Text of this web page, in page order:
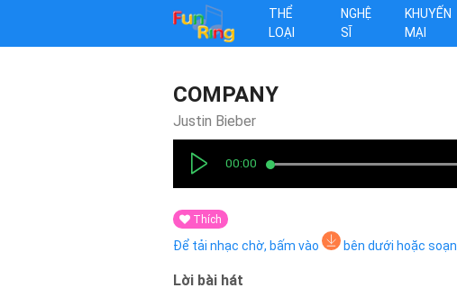
THỂ
LOẠI
NGHỆ
SĨ
KHUYẾN
MẠI
COMPANY
Justin Bieber
00:00
Thích
Để tải nhạc chờ, bấm vào bên dưới hoặc soạn
Lời bài hát